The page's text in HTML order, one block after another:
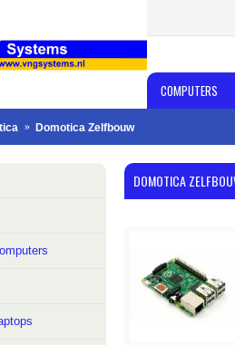
COMPUTERS
Domotica Zelfbouw
DOMOTICA